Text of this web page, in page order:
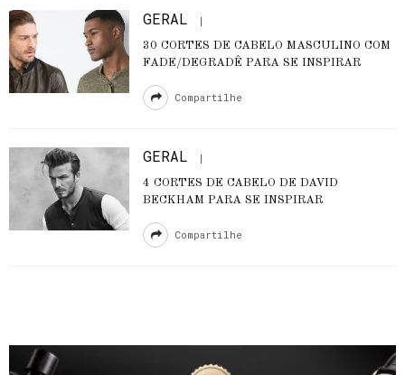
GERAL
30 CORTES DE CABELO MASCULINO COM
FADE/DEGRADÊ PARA SE INSPIRAR
Compartilhe
GERAL
4 CORTES DE CABELO DE DAVID
BECKHAM PARA SE INSPIRAR
Compartilhe